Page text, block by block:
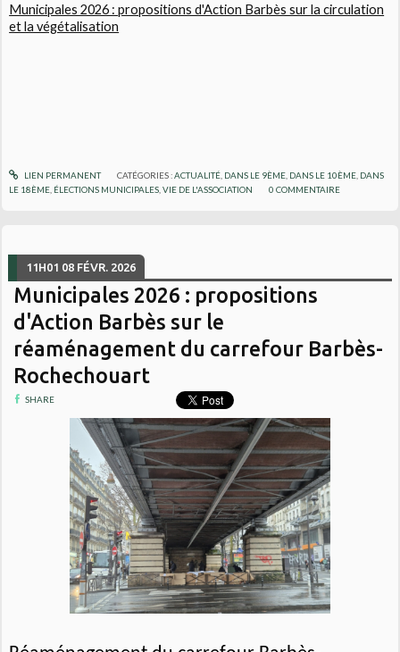
Municipales 2026 : propositions d'Action Barbès sur la circulation
et la végétalisation
LIEN PERMANENT CATÉGORIES :ACTUALITÉ, DANS LE 9ÈME, DANS LE 10ÈME, DANS
LE 18ÈME ÉLECTIONS MUNICIPALES ,VIE DE L'ASSOCIATION 0 COMMENTAIRE
11H01 08 FÉVR. 2026
Municipales 2026 : propositions
d'Action Barbès sur le
réaménagement du carrefour Barbès-
Rochechouart
SHARE